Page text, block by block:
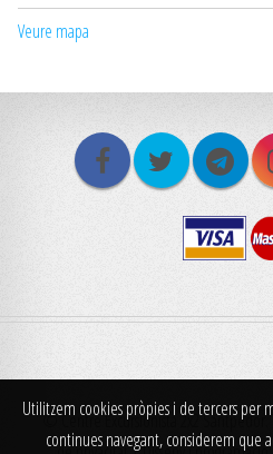
Utilitzem cookies pròpies i de tercers per
continues navegant, considerem que
Veure mapa
© Centre Excursionista 2x2